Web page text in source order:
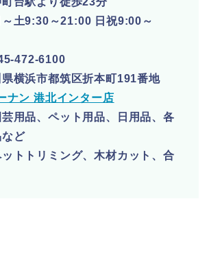
土9:30～21:00 日祝9:00～
472-6100
横浜市都筑区折本町191番地
ナン 港北インター店
用品、ペット用品、日用品、各
ど
トトリミング、木材カット、合